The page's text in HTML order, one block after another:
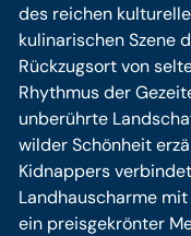
des reichen
kulinarischen Szene
Rückzugsort von
Rhythmus der
unberührte
wilder Schönheit
Kidnappers
Landhauscharme
ein preisgekrönter